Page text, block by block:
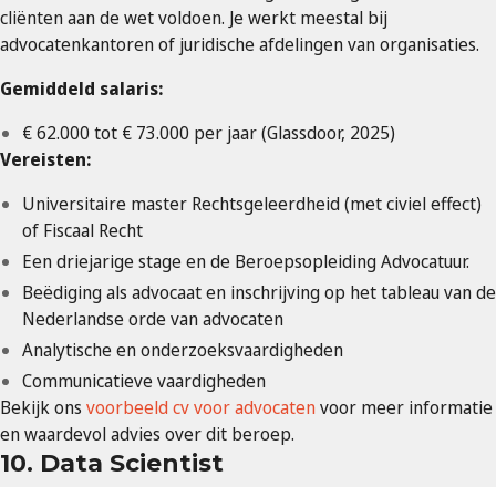
cliënten aan de wet voldoen. Je werkt meestal bij
advocatenkantoren of juridische afdelingen van organisaties.
Gemiddeld salaris:
€ 62.000 tot € 73.000 per jaar (Glassdoor, 2025)
Vereisten:
Universitaire master Rechtsgeleerdheid (met civiel effect)
of Fiscaal Recht
Een driejarige stage en de Beroepsopleiding Advocatuur.
Beëdiging als advocaat en inschrijving op het tableau van de
Nederlandse orde van advocaten
Analytische en onderzoeksvaardigheden
Communicatieve vaardigheden
Bekijk ons voorbeeld cv voor advocatenvoor meer informatie
en waardevol advies over dit beroep.
10. Data Scientist